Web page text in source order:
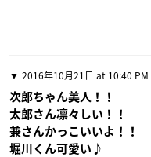
2016年10月21日 at 10:40 PM
次郎ちゃん美人！！
太郎さん凛々しい！！
兼さんかっこいいよ！！
堀川くん可愛い♪